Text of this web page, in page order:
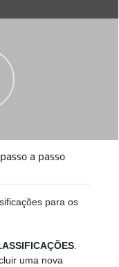
a passo
para os
.
uma nova